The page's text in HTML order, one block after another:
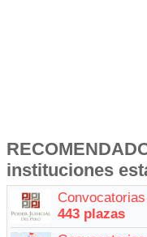
instituciones
443 plazas